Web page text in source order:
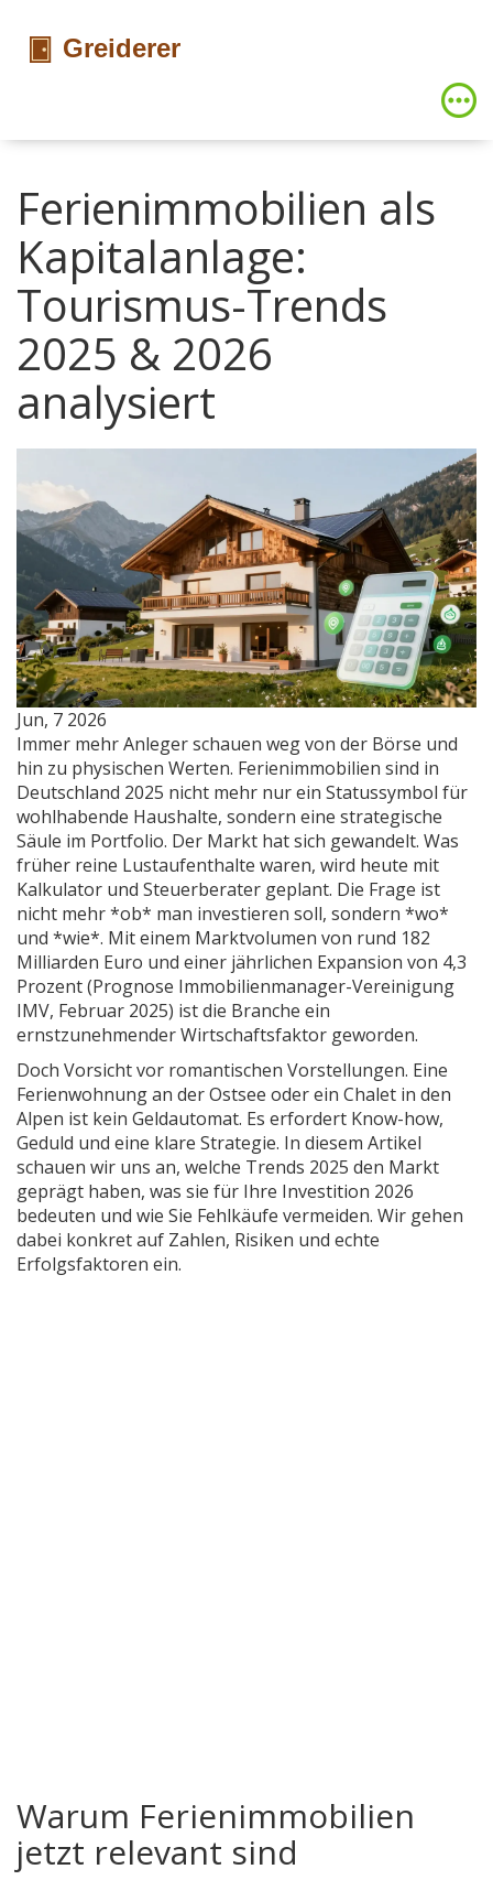
Ferienimmobilien als
Kapitalanlage:
Tourismus-Trends
2025 & 2026
analysiert
Jun, 7 2026
Immer mehr Anleger schauen weg von der Börse und
hin zu physischen Werten. Ferienimmobilien sind in
Deutschland 2025 nicht mehr nur ein Statussymbol für
wohlhabende Haushalte, sondern eine strategische
Säule im Portfolio. Der Markt hat sich gewandelt. Was
früher reine Lustaufenthalte waren, wird heute mit
Kalkulator und Steuerberater geplant. Die Frage ist
nicht mehr *ob* man investieren soll, sondern *wo*
und *wie*. Mit einem Marktvolumen von rund 182
Milliarden Euro und einer jährlichen Expansion von 4,3
Prozent (Prognose Immobilienmanager-Vereinigung
IMV, Februar 2025) ist die Branche ein
ernstzunehmender Wirtschaftsfaktor geworden.
Doch Vorsicht vor romantischen Vorstellungen. Eine
Ferienwohnung an der Ostsee oder ein Chalet in den
Alpen ist kein Geldautomat. Es erfordert Know-how,
Geduld und eine klare Strategie. In diesem Artikel
schauen wir uns an, welche Trends 2025 den Markt
geprägt haben, was sie für Ihre Investition 2026
bedeuten und wie Sie Fehlkäufe vermeiden. Wir gehen
dabei konkret auf Zahlen, Risiken und echte
Erfolgsfaktoren ein.
Warum Ferienimmobilien
jetzt relevant sind